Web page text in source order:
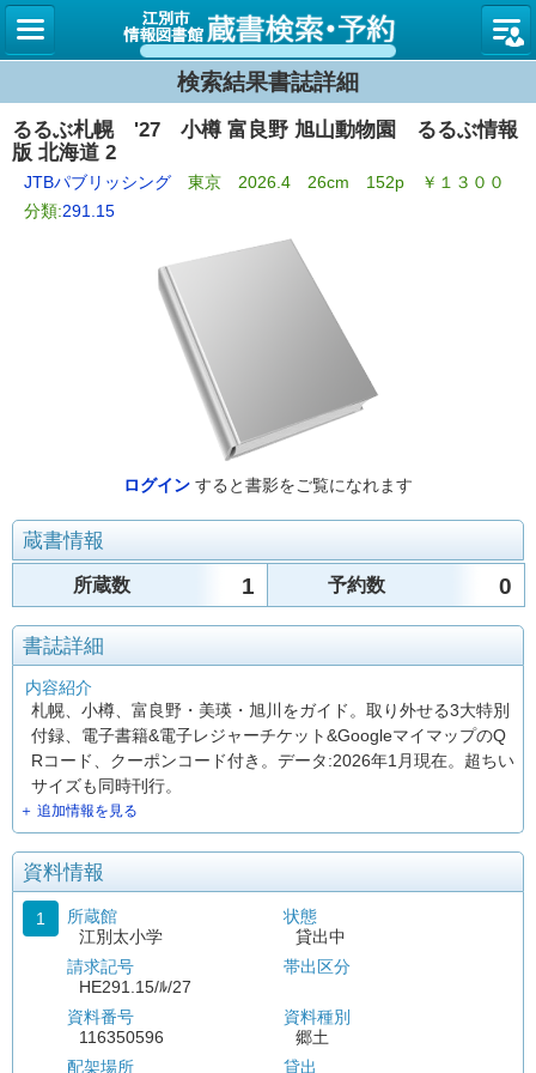
図書館
検索結果書誌詳細
るるぶ札幌 '27 小樽 富良野 旭山動物園 るるぶ情報
版 北海道 2
JTBパブリッシング 東京 2026.4 26cm 152p ￥１３００
分類:291.15
ログイン すると書影をご覧になれます
蔵書情報
所蔵数 1 予約数 0
書誌詳細
内容紹介
札幌、小樽、富良野・美瑛・旭川をガイド。取り外せる3大特別
付録、電子書籍&電子レジャーチケット&GoogleマイマップのQ
Rコード、クーポンコード付き。データ:2026年1月現在。超ちい
サイズも同時刊行。
＋ 追加情報を見る
資料情報
1
所蔵館
江別太小学
請求記号
HE291.15/ﾙ/27
資料番号
116350596
配架場所
状態
貸出中
帯出区分
資料種別
郷土
貸出